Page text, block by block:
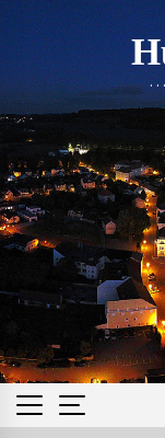
Skip
to
content
. .